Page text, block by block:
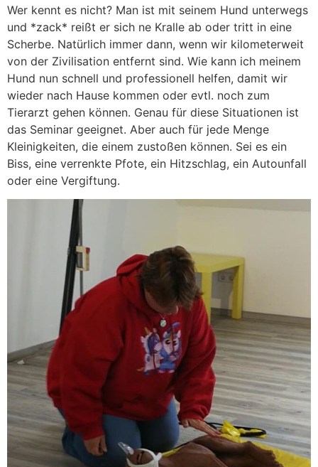
Wer kennt es nicht? Man ist mit seinem Hund unterwegs
und *zack* reißt er sich ne Kralle ab oder tritt in eine
Scherbe. Natürlich immer dann, wenn wir kilometerweit
von der Zivilisation entfernt sind. Wie kann ich meinem
Hund nun schnell und professionell helfen, damit wir
wieder nach Hause kommen oder evtl. noch zum
Tierarzt gehen können. Genau für diese Situationen ist
das Seminar geeignet. Aber auch für jede Menge
Kleinigkeiten, die einem zustoßen können. Sei es ein
Biss, eine verrenkte Pfote, ein Hitzschlag, ein Autounfall
oder eine Vergiftung.